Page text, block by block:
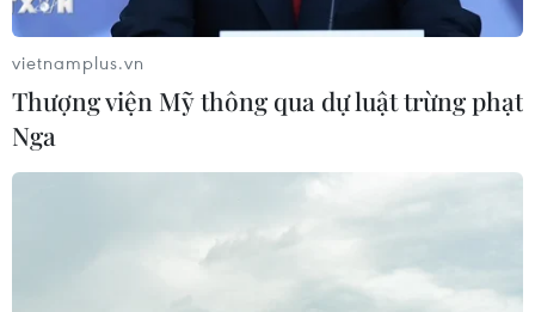
vietnamplus.vn
Thượng viện Mỹ thông qua dự luật trừng phạt
Nga